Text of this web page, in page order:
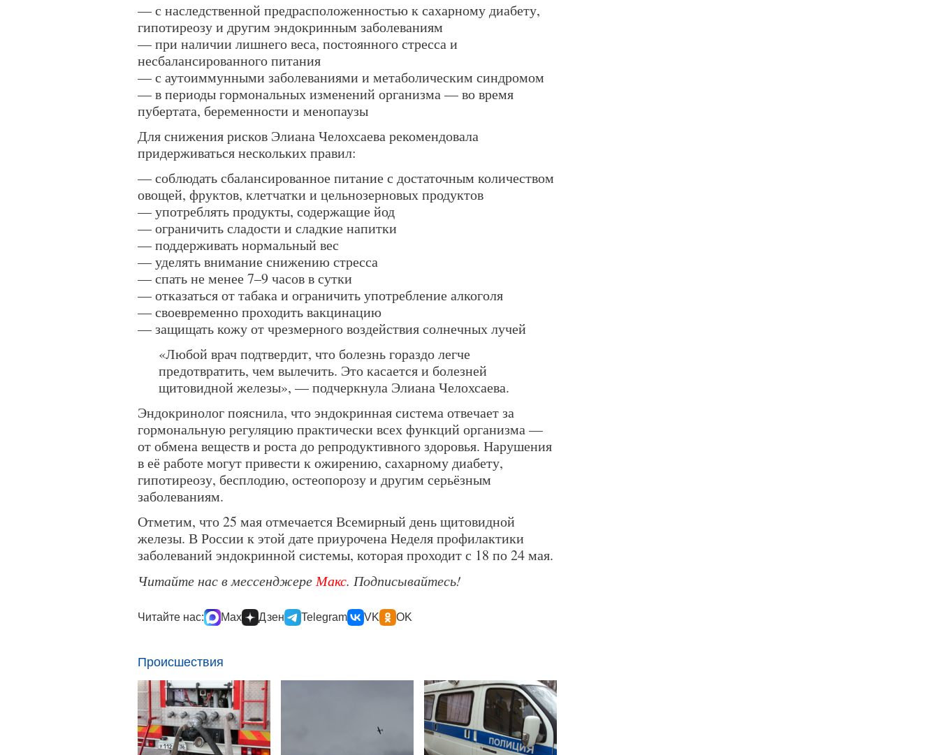
— с наследственной предрасположенностью к сахарному диабету,
гипотиреозу и другим эндокринным заболеваниям
— при наличии лишнего веса, постоянного стресса и
несбалансированного питания
— с аутоиммунными заболеваниями и метаболическим синдромом
— в периоды гормональных изменений организма — во время
пубертата, беременности и менопаузы
Для снижения рисков Элиана Челохсаева рекомендовала
придерживаться нескольких правил:
— соблюдать сбалансированное питание с достаточным количеством
овощей, фруктов, клетчатки и цельнозерновых продуктов
— употреблять продукты, содержащие йод
— ограничить сладости и сладкие напитки
— поддерживать нормальный вес
— уделять внимание снижению стресса
— спать не менее 7–9 часов в сутки
— отказаться от табака и ограничить употребление алкоголя
— своевременно проходить вакцинацию
— защищать кожу от чрезмерного воздействия солнечных лучей
«Любой врач подтвердит, что болезнь гораздо легче
предотвратить, чем вылечить. Это касается и болезней
щитовидной железы», — подчеркнула Элиана Челохсаева.
Эндокринолог пояснила, что эндокринная система отвечает за
гормональную регуляцию практически всех функций организма —
от обмена веществ и роста до репродуктивного здоровья. Нарушения
в её работе могут привести к ожирению, сахарному диабету,
гипотиреозу, бесплодию, остеопорозу и другим серьёзным
заболеваниям.
Отметим, что 25 мая отмечается Всемирный день щитовидной
железы. В России к этой дате приурочена Неделя профилактики
заболеваний эндокринной системы, которая проходит с 18 по 24 мая.
Читайте нас в мессенджере Макс. Подписывайтесь!
Читайте нас: Max Дзен Telegram VK OK
Происшествия